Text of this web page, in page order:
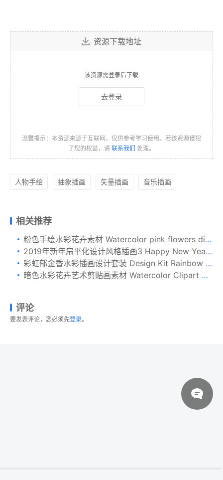
资源下载地址
该资源需登录后下载
去登录
温馨提示：本资源来源于互联网，仅供参考学习使用。若该资源侵犯
了您的权益，请 联系我们 处理。
人物手绘 抽象插画 矢量插画 音乐插画
相关推荐
粉色手绘水彩花卉素材 Watercolor pink flowers diy invite
2019年新年扁平化设计风格插画3 Happy New Year – flat design style illustration
彩虹郁金香水彩插画设计套装 Design Kit Rainbow Tulip
暗色水彩花卉艺术剪贴画素材 Watercolor Clipart Dark Beauty
评论
要发表评论，您必须先登录。